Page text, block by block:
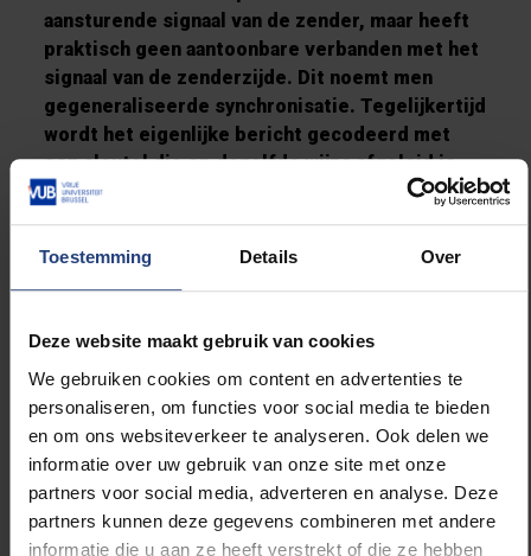
Toestemming Details Over
Deze website maakt gebruik van cookies
We gebruiken cookies om content en advertenties te
personaliseren, om functies voor social media te bieden
en om ons websiteverkeer te analyseren. Ook delen we
informatie over uw gebruik van onze site met onze
partners voor social media, adverteren en analyse. Deze
partners kunnen deze gegevens combineren met andere
informatie die u aan ze heeft verstrekt of die ze hebben
aansturende signaal van de zender, maar heeft
praktisch geen aantoonbare verbanden met het
signaal van de zenderzijde. Dit noemt men
gegeneraliseerde synchronisatie. Tegelijkertijd
wordt het eigenlijke bericht gecodeerd met
een sleutel die op dezelfde wijze afgeleid is
van het chaotische signaal aan de zenderzijde.
Dankzij de gegeneraliseerde synchronisatie
tussen de zender en de ontvanger kan het
opzichte van traditionele encryptiesystemen.
Er is niet erg veel rekenkracht nodig om een
bericht te versleutelen, waardoor het systeem
real-time is. En omdat de sleutel gegenereerd
wordt uit een chaotisch signaal, is het
uitgesloten dat er ooit een identieke sleutel